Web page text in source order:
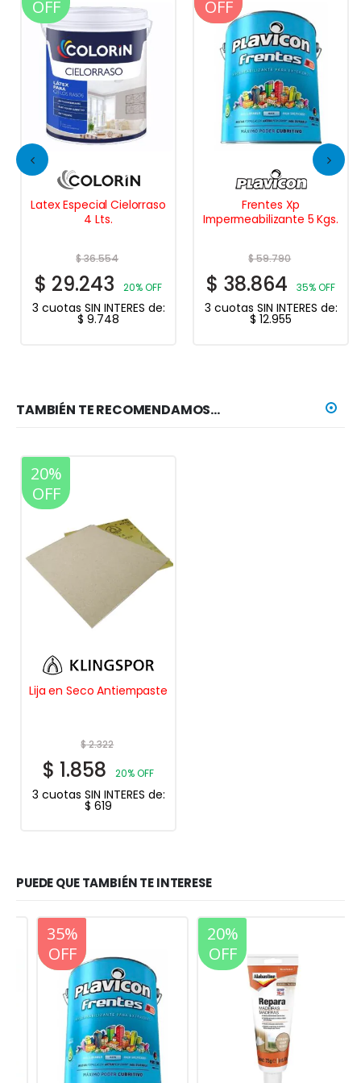
OFF
Latex Especial Cielorraso
4 Lts.
$36.554
$ 29.243 20% OFF
3 cuotas SIN INTERES de:
$ 9.748
OFF
OFF
Frentes Xp
Impermeabilizante 5 Kgs.
$59.790
$ 38.864 35% OFF
3 cuotas SIN INTERES de:
$ 12.955
TAMBIÉN TE RECOMENDAMOS…
20%
OFF
Lija en Seco Antiempaste
$2.322
$ 1.858 20% OFF
3 cuotas SIN INTERES de:
$ 619
PUEDE QUE TAMBIÉN TE INTERESE
20%
OFF
35%
OFF
20%
OFF